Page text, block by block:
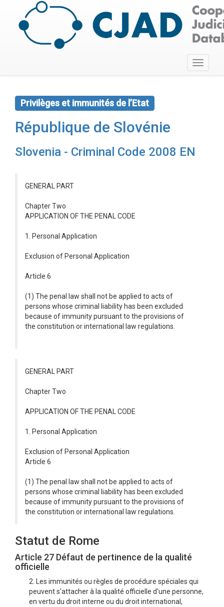
Toggle
Privilèges et immunités de l’Etat
République de Slovénie
Slovenia - Criminal Code 2008 EN
GENERAL PART
Chapter Two
APPLICATION OF THE PENAL CODE
1. Personal Application
Exclusion of Personal Application
Article 6
(1) The penal law shall not be applied to acts of
persons whose criminal liability has been excluded
because of immunity pursuant to the provisions of
the constitution or international law regulations.
GENERAL PART
Chapter Two
APPLICATION OF THE PENAL CODE
1. Personal Application
Exclusion of Personal Application
Article 6
(1) The penal law shall not be applied to acts of
persons whose criminal liability has been excluded
because of immunity pursuant to the provisions of
the constitution or international law regulations.
Statut de Rome
Article 27 Défaut de pertinence de la qualité
officielle
2. Les immunités ou règles de procédure spéciales qui
peuvent s'attacher à la qualité officielle d'une personne,
en vertu du droit interne ou du droit international,